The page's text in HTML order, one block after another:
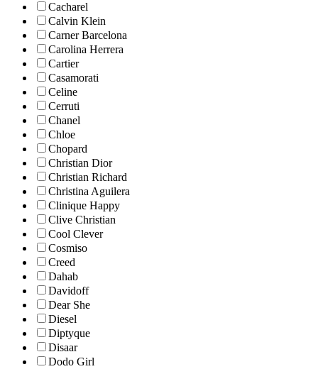
Cacharel
Calvin Klein
Carner Barcelona
Carolina Herrera
Cartier
Casamorati
Celine
Cerruti
Chanel
Chloe
Chopard
Christian Dior
Christian Richard
Christina Aguilera
Clinique Happy
Clive Christian
Cool Clever
Cosmiso
Creed
Dahab
Davidoff
Dear She
Diesel
Diptyque
Disaar
Dodo Girl